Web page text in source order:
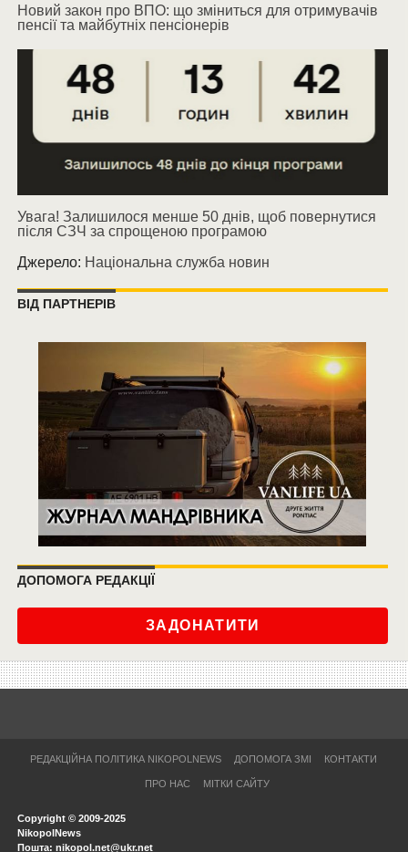
Новий закон про ВПО: що зміниться для отримувачів
пенсії та майбутніх пенсіонерів
Увага! Залишилося менше 50 днів, щоб повернутися
після СЗЧ за спрощеною програмою
Джерело: Національна служба новин
ВІД ПАРТНЕРІВ
ДОПОМОГА РЕДАКЦІЇ
ЗАДОНАТИТИ
РЕДАКЦІЙНА ПОЛІТИКА NIKOPOLNEWS ДОПОМОГА ЗМІ КОНТАКТИ
ПРО НАС МІТКИ САЙТУ
Copyright © 2009-2025
NikopolNews
Пошта: nikopol.net@ukr.net